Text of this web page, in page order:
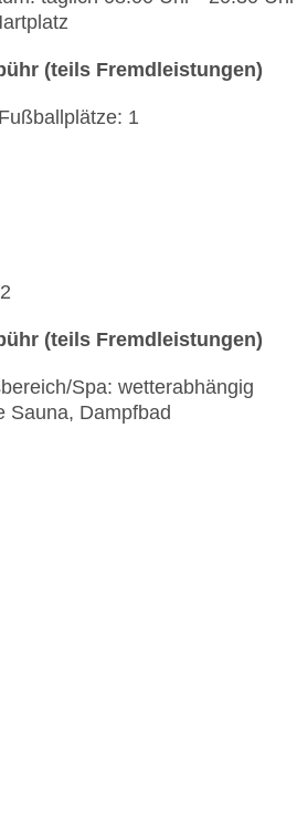
(teils Fremdleistungen)
1
(teils Fremdleistungen)
Spa: wetterabhängig
Sauna, Dampfbad